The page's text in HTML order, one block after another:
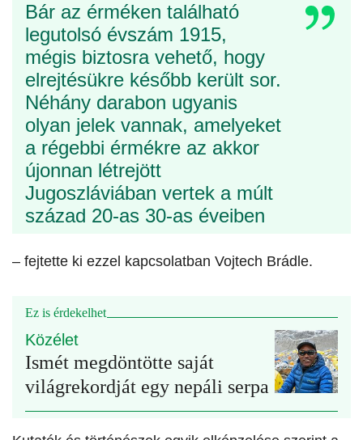
Bár az érméken található
legutolsó évszám 1915,
mégis biztosra vehető, hogy
elrejtésükre később került sor.
Néhány darabon ugyanis
olyan jelek vannak, amelyeket
a régebbi érmékre az akkor
újonnan létrejött
Jugoszláviában vertek a múlt
század 20-as 30-as éveiben
– fejtette ki ezzel kapcsolatban Vojtech Brádle.
Ez is érdekelhet
Közélet
Ismét megdöntötte saját
világrekordját egy nepáli serpa